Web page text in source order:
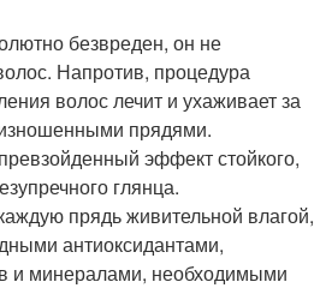
безвреден, он не
Напротив, процедура
волос лечит и ухаживает за
прядями.
эффект стойкого,
глянца.
прядь живительной влагой,
антиоксидантами,
и минералами, необходимыми